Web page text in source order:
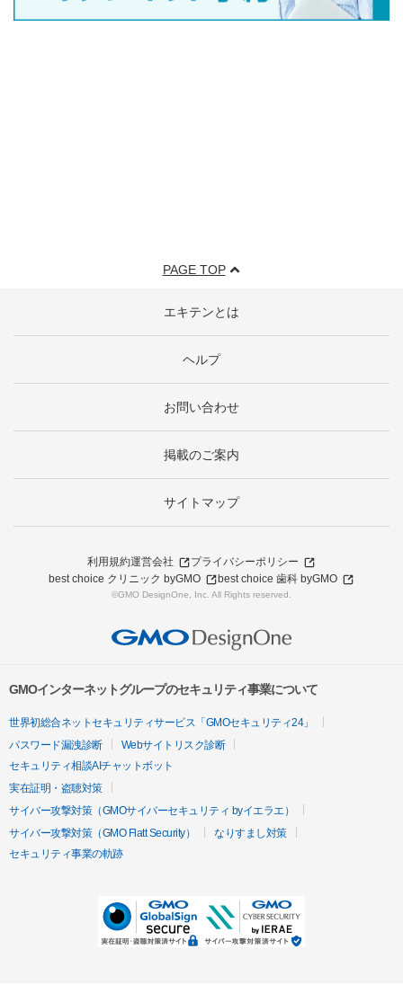
PAGE TOP
エキテンとは
ヘルプ
お問い合わせ
掲載のご案内
サイトマップ
利用規約運営会社
プライバシーポリシー
best choice クリニック byGMO
best choice 歯科 byGMO
©GMO DesignOne, Inc. All Rights reserved.
GMOインターネットグループのセキュリティ事業について
世界初総合ネットセキュリティサービス「GMOセキュリティ24」
パスワード漏洩診断
Webサイトリスク診断
セキュリティ相談AIチャットボット
実在証明・盗聴対策
サイバー攻撃対策（GMOサイバーセキュリティ byイエラエ）
サイバー攻撃対策（GMO Flatt Security）
なりすまし対策
セキュリティ事業の軌跡